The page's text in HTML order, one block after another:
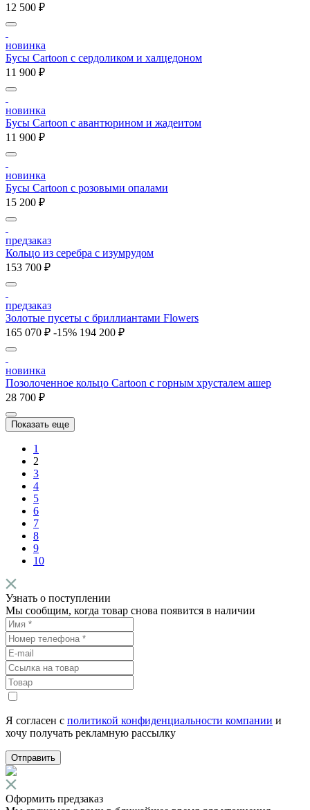
12 500 ₽
новинка
Бусы Cartoon с сердоликом и халцедоном
11 900 ₽
новинка
Бусы Cartoon с авантюрином и жадеитом
11 900 ₽
новинка
Бусы Cartoon с розовыми опалами
15 200 ₽
предзаказ
Кольцо из серебра с изумрудом
153 700 ₽
предзаказ
Золотые пусеты с бриллиантами Flowers
165 070 ₽ -15% 194 200 ₽
новинка
Позолоченное кольцо Cartoon c горным хрусталем ашер
28 700 ₽
Показать еще
1
2
3
4
5
6
7
8
9
10
Узнать о поступлении
Мы сообщим, когда товар снова появится в наличии
Я согласен с политикой конфиденциальности компании и
хочу получать рекламную рассылку
Отправить
Оформить предзаказ